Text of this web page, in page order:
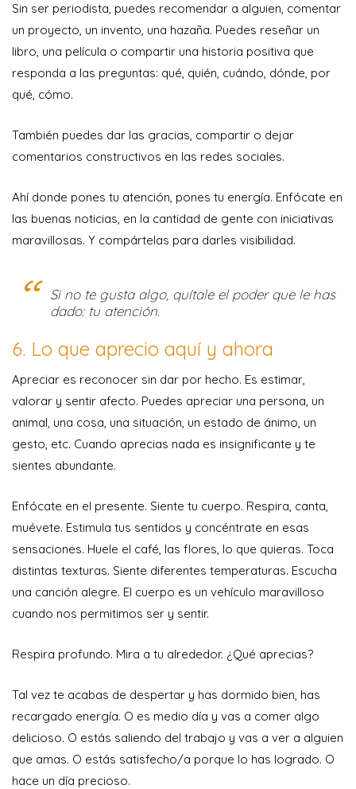
Sin ser periodista, puedes recomendar a alguien, comentar
un proyecto, un invento, una hazaña. Puedes reseñar un
libro, una película o compartir una historia positiva que
responda a las preguntas: qué, quién, cuándo, dónde, por
qué, cómo.
También puedes dar las gracias, compartir o dejar
comentarios constructivos en las redes sociales.
Ahí donde pones tu atención, pones tu energía. Enfócate en
las buenas noticias, en la cantidad de gente con iniciativas
maravillosas. Y compártelas para darles visibilidad.
Si no te gusta algo, quítale el poder que le has
dado: tu atención.
6. Lo que aprecio aquí y ahora
Apreciar es reconocer sin dar por hecho. Es estimar,
valorar y sentir afecto. Puedes apreciar una persona, un
animal, una cosa, una situación, un estado de ánimo, un
gesto, etc. Cuando aprecias nada es insignificante y te
sientes abundante.
Enfócate en el presente. Siente tu cuerpo. Respira, canta,
muévete. Estimula tus sentidos y concéntrate en esas
sensaciones. Huele el café, las flores, lo que quieras. Toca
distintas texturas. Siente diferentes temperaturas. Escucha
una canción alegre. El cuerpo es un vehículo maravilloso
cuando nos permitimos ser y sentir.
Respira profundo. Mira a tu alrededor. ¿Qué aprecias?
Tal vez te acabas de despertar y has dormido bien, has
recargado energía. O es medio día y vas a comer algo
delicioso. O estás saliendo del trabajo y vas a ver a alguien
que amas. O estás satisfecho/a porque lo has logrado. O
hace un día precioso.